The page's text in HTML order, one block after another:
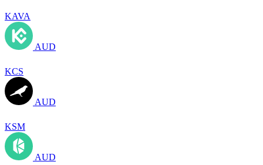
KAVA
AUD
KCS
AUD
KSM
AUD